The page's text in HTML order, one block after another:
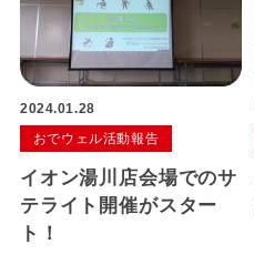
2024.01.28
おでウェル活動報告
イオン湯川店会場でのサ
テライト開催がスター
ト！